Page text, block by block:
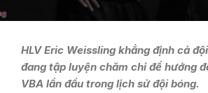
HLV Eric Weissling khẳng định cả
đang tập luyện chăm chỉ để hướng
VBA lần đầu trong lịch sử đội bóng.